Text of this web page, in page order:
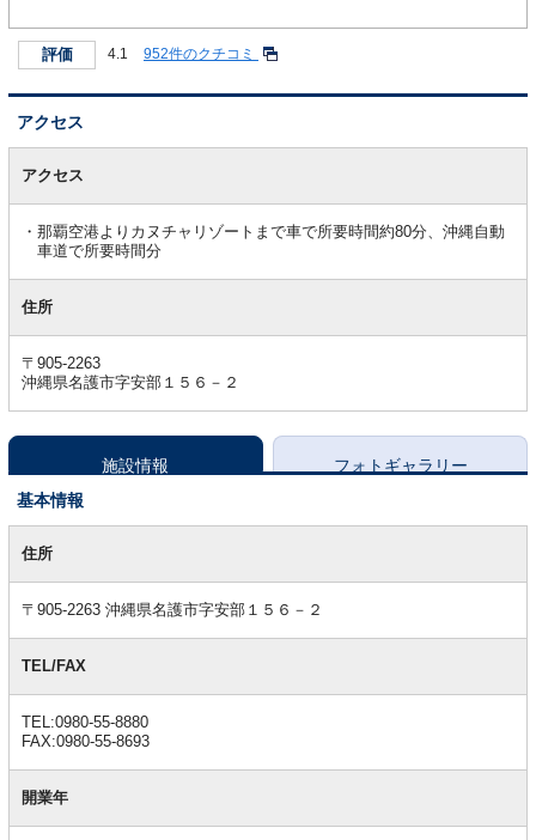
評価 4.1 952件のクチコミ
アクセス
アクセス
那覇空港よりカヌチャリゾートまで車で所要時間約80分、沖縄自動
車道で所要時間分
住所
〒905-2263
沖縄県名護市字安部１５６－２
施設情報
フォトギャラリー
基本情報
本住所
〒905-2263 沖縄県名護市字安部１５６－２
TEL/FAX
TEL:0980-55-8880
FAX:0980-55-8693
開業年